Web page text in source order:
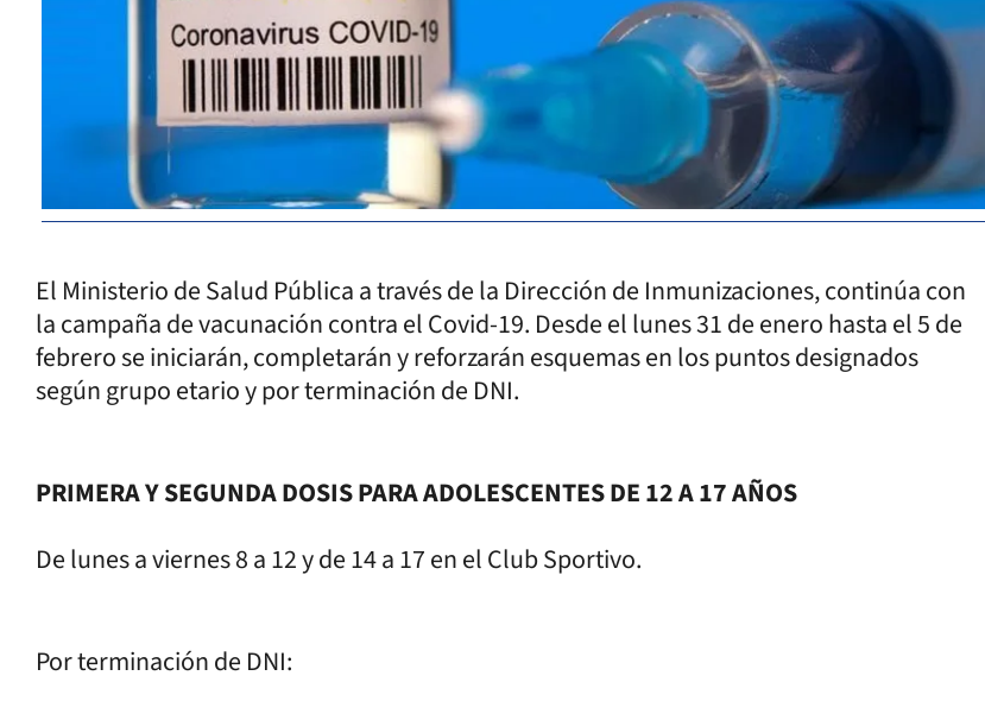
El Ministerio de Salud Pública a través de la Dirección de Inmunizaciones, continúa con
la campaña de vacunación contra el Covid-19. Desde el lunes 31 de enero hasta el 5 de
febrero se iniciarán, completarán y reforzarán esquemas en los puntos designados
según grupo etario y por terminación de DNI.
PRIMERA Y SEGUNDA DOSIS PARA ADOLESCENTES DE 12 A 17 AÑOS
De lunes a viernes 8 a 12 y de 14 a 17 en el Club Sportivo.
Por terminación de DNI: